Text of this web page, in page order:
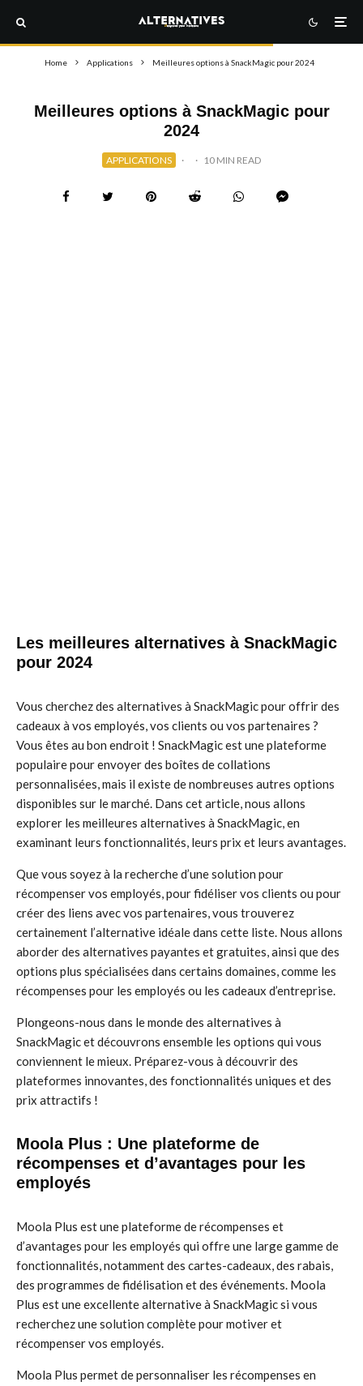
Home Applications Meilleures options à SnackMagic pour 2024
Meilleures options à SnackMagic pour
2024
APPLICATIONS · · 10 MIN READ
Les meilleures alternatives à SnackMagic
pour 2024
Vous cherchez des alternatives à SnackMagic pour offrir des
cadeaux à vos employés, vos clients ou vos partenaires ?
Vous êtes au bon endroit ! SnackMagic est une plateforme
populaire pour envoyer des boîtes de collations
personnalisées, mais il existe de nombreuses autres options
disponibles sur le marché. Dans cet article, nous allons
explorer les meilleures alternatives à SnackMagic, en
examinant leurs fonctionnalités, leurs prix et leurs avantages.
Que vous soyez à la recherche d’une solution pour
récompenser vos employés, pour fidéliser vos clients ou pour
créer des liens avec vos partenaires, vous trouverez
certainement l’alternative idéale dans cette liste. Nous allons
aborder des alternatives payantes et gratuites, ainsi que des
options plus spécialisées dans certains domaines, comme les
récompenses pour les employés ou les cadeaux d’entreprise.
Plongeons-nous dans le monde des alternatives à
SnackMagic et découvrons ensemble les options qui vous
conviennent le mieux. Préparez-vous à découvrir des
plateformes innovantes, des fonctionnalités uniques et des
prix attractifs !
Moola Plus : Une plateforme de
récompenses et d’avantages pour les
employés
Moola Plus est une plateforme de récompenses et
d’avantages pour les employés qui offre une large gamme de
fonctionnalités, notamment des cartes-cadeaux, des rabais,
des programmes de fidélisation et des événements. Moola
Plus est une excellente alternative à SnackMagic si vous
recherchez une solution complète pour motiver et
récompenser vos employés.
Moola Plus permet de personnaliser les récompenses en